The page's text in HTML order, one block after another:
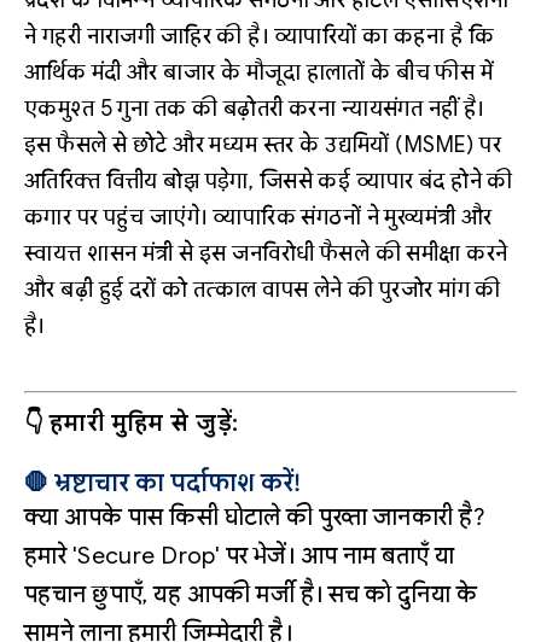
ने गहरी नाराजगी जाहिर की है। व्यापारियों का कहना है कि
आर्थिक मंदी और बाजार के मौजूदा हालातों के बीच फीस में
एकमुश्त 5 गुना तक की बढ़ोतरी करना न्यायसंगत नहीं है।
इस फैसले से छोटे और मध्यम स्तर के उद्यमियों (MSME) पर
अतिरिक्त वित्तीय बोझ पड़ेगा, जिससे कई व्यापार बंद होने की
कगार पर पहुंच जाएंगे। व्यापारिक संगठनों ने मुख्यमंत्री और
स्वायत्त शासन मंत्री से इस जनविरोधी फैसले की समीक्षा करने
और बढ़ी हुई दरों को तत्काल वापस लेने की पुरजोर मांग की
है।
👇 हमारी मुहिम से जुड़ें:
🛑 भ्रष्टाचार का पर्दाफाश करें!
क्या आपके पास किसी घोटाले की पुख्ता जानकारी है?
हमारे 'Secure Drop' पर भेजें। आप नाम बताएँ या
पहचान छुपाएँ, यह आपकी मर्जी है। सच को दुनिया के
सामने लाना हमारी जिम्मेदारी है।